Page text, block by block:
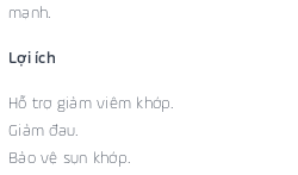
mạnh.
Lợi ích
Hỗ trợ giảm viêm khớp.
Giảm đau.
Bảo vệ sụn khớp.